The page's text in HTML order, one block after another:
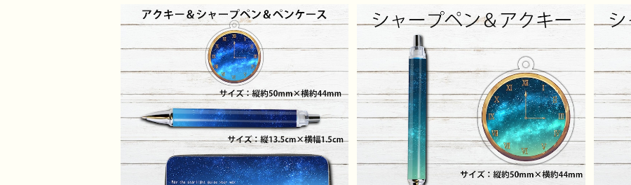
ズ アクリルキーホルダー タイトル：つるせ p
attern62 作：つるせ E-4